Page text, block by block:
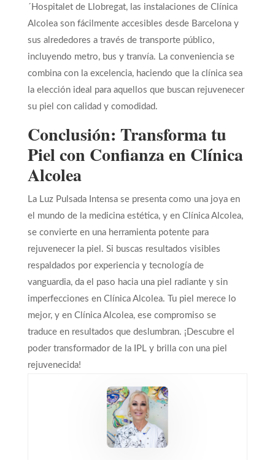
´Hospitalet de Llobregat, las instalaciones de Clínica
Alcolea son fácilmente accesibles desde Barcelona y
sus alrededores a través de transporte público,
incluyendo metro, bus y tranvía. La conveniencia se
combina con la excelencia, haciendo que la clínica sea
la elección ideal para aquellos que buscan rejuvenecer
su piel con calidad y comodidad.
Conclusión: Transforma tu
Piel con Confianza en Clínica
Alcolea
La Luz Pulsada Intensa se presenta como una joya en
el mundo de la medicina estética, y en Clínica Alcolea,
se convierte en una herramienta potente para
rejuvenecer la piel. Si buscas resultados visibles
respaldados por experiencia y tecnología de
vanguardia, da el paso hacia una piel radiante y sin
imperfecciones en Clínica Alcolea. Tu piel merece lo
mejor, y en Clínica Alcolea, ese compromiso se
traduce en resultados que deslumbran. ¡Descubre el
poder transformador de la IPL y brilla con una piel
rejuvenecida!